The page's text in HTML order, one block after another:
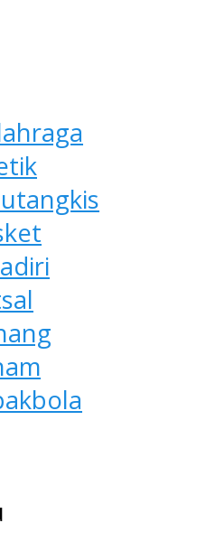
Olahraga